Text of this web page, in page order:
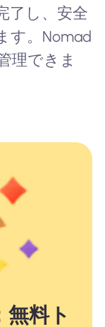
了し、安全
す。Nomad
理できま
料ト